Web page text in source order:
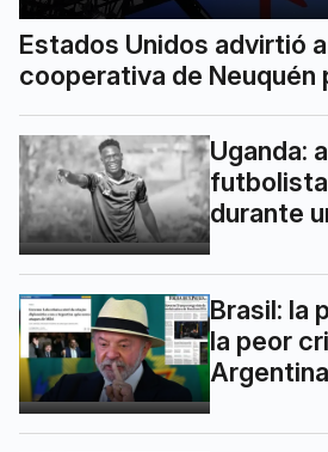
Estados Unidos advirtió
cooperativa de Neuquén
Uganda:
durante
Brasil: la
la peor